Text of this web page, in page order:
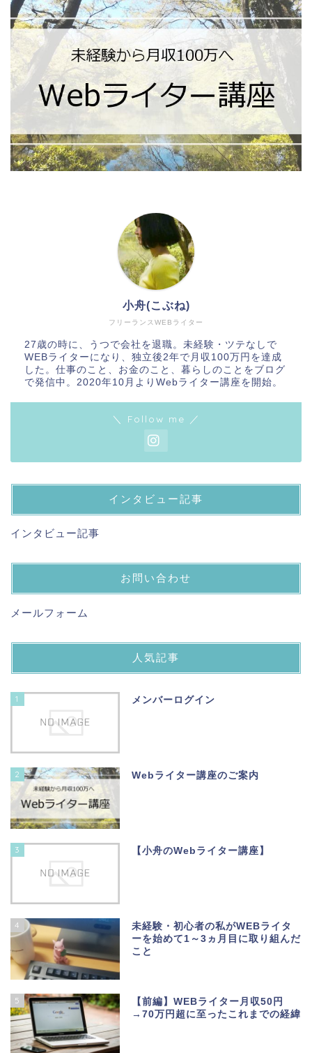
フリーランスWEBライター
小舟(こぶね)
27歳の時に、うつで会社を退職。未経験・ツテなしで
WEBライターになり、独立後2年で月収100万円を達成
した。仕事のこと、お金のこと、暮らしのことをブログ
で発信中。2020年10月よりWebライター講座を開始。
＼ Follow me ／
インタビュー記事
インタビュー記事
お問い合わせ
メールフォーム
人気記事
1 メンバーログイン
2 Webライター講座のご案内
3 【小舟のWebライター講座】
4
未経験・初心者の私がWEBライタ
ーを始めて1～3ヵ月目に取り組んだ
こと
5
【前編】WEBライター月収50円
→70万円超に至ったこれまでの経緯